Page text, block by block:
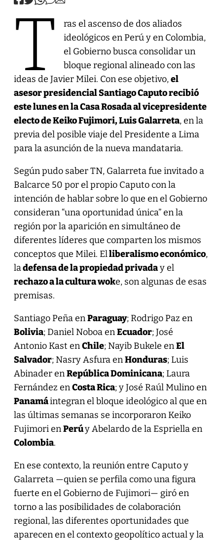
T
ras el ascenso de dos aliados
ideológicos en Perú y en Colombia,
el Gobierno busca consolidar un
bloque regional alineado con las
ideas de Javier Milei. Con ese objetivo,el
asesor presidencial Santiago Caputo recibió
este lunes en la Casa Rosada al vicepresidente
electo de Keiko Fujimori, Luis Galarreta, en la
previa del posible viaje del Presidente a Lima
para la asunción de la nueva mandataria.
Según pudo saber TN, Galarreta fue invitado a
Balcarce 50 por el propio Caputo con la
intención de hablar sobre lo que en el Gobierno
consideran “una oportunidad única” en la
región por la aparición en simultáneo de
diferentes líderes que comparten los mismos
conceptos que Milei. Elliberalismo económico,
ladefensa de la propiedad privaday el
rechazo a la cultura woke, son algunas de esas
premisas.
Santiago Peña enParaguay; Rodrigo Paz en
Bolivia; Daniel Noboa enEcuador; José
Antonio Kast enChile; Nayib Bukele enEl
Salvador; Nasry Asfura enHonduras; Luis
Abinader enRepública Dominicana; Laura
Fernández enCosta Rica; y José Raúl Mulino en
Panamáintegran el bloque ideológico al que en
las últimas semanas se incorporaron Keiko
Fujimori enPerúy Abelardo de la Espriella en
Colombia.
En ese contexto, la reunión entre Caputo y
Galarreta —quien se perfila como una figura
fuerte en el Gobierno de Fujimori— giró en
torno a las posibilidades de colaboración
regional, las diferentes oportunidades que
aparecen en el contexto geopolítico actual y la